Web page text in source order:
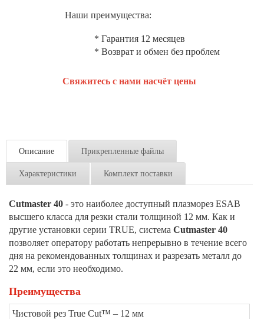
Наши преимущества:
* Гарантия 12 месяцев
* Возврат и обмен без проблем
Свяжитесь с нами насчёт цены
Описание Прикрепленные файлы
Характеристики Комплект поставки
Cutmaster 40 - это наиболее доступный плазморез ESAB
высшего класса для резки стали толщиной 12 мм. Как и
другие установки серии TRUE, система Cutmaster 40
позволяет оператору работать непрерывно в течение всего
дня на рекомендованных толщинах и разрезать металл до
22 мм, если это необходимо.
Преимущества
Чистовой рез True Cut™ – 12 мм